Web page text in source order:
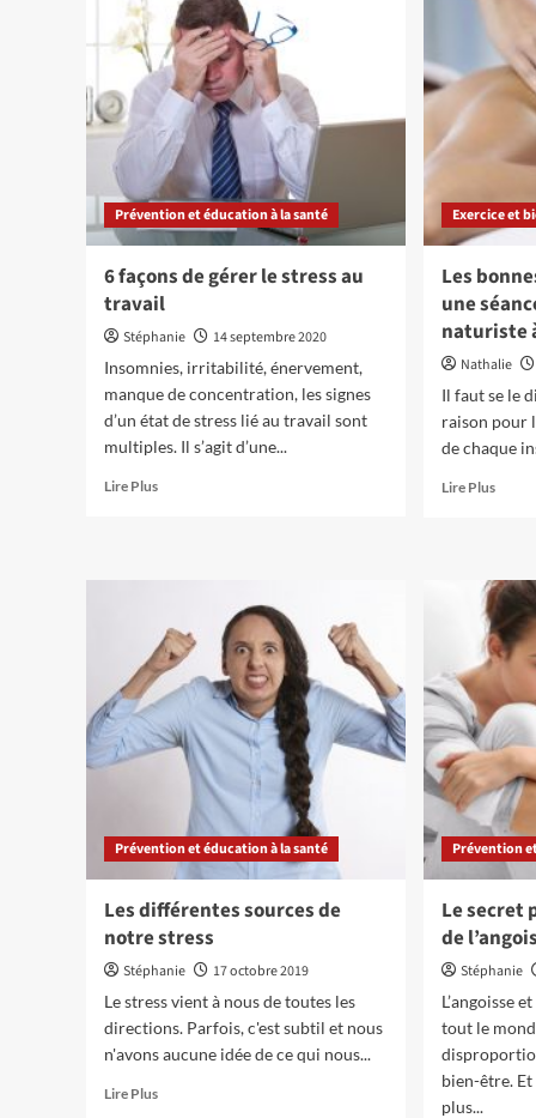
pour
lutter
contre
l’anxiété
:
ce
recommandé
?
gérer
le
stress
est-
Prévention et éducation à la santé
6 façons de gérer le stress au
travail
Stéphanie
14 septembre 2020
Insomnies, irritabilité, énervement,
manque de concentration, les signes
d’un état de stress lié au travail sont
multiples. Il s’agit d’une...
Lire PlusEn
gérer
le
stress
au
travail
Exercice et
Les
une
naturiste
Nathalie
Il faut se le
raison pour
de chaque
Lire PlusEn
de
s’offrir
une
de
à
Paris
Prévention et éducation à la santé
Les différentes sources de
notre stress
Stéphanie
17 octobre 2019
Le stress vient à nous de toutes les
directions. Parfois, c'est subtil et nous
n'avons aucune idée de ce qui nous...
Lire PlusEn
Prévention
Le secret
de
Stéphanie
L’angoisse
tout le
bien-être. Et
plus...